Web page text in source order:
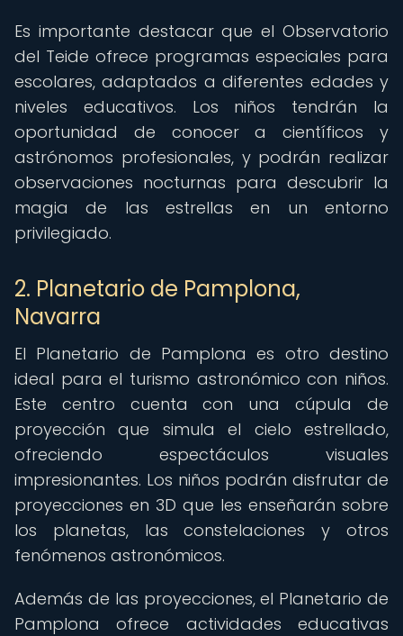
Es importante destacar que el Observatorio
del Teide ofrece programas especiales para
escolares, adaptados a diferentes edades y
niveles educativos. Los niños tendrán la
oportunidad de conocer a científicos y
astrónomos profesionales, y podrán realizar
observaciones nocturnas para descubrir la
magia de las estrellas en un entorno
privilegiado.
2. Planetario de Pamplona,
Navarra
El Planetario de Pamplona es otro destino
ideal para el turismo astronómico con niños.
Este centro cuenta con una cúpula de
proyección que simula el cielo estrellado,
ofreciendo espectáculos visuales
impresionantes. Los niños podrán disfrutar de
proyecciones en 3D que les enseñarán sobre
los planetas, las constelaciones y otros
fenómenos astronómicos.
Además de las proyecciones, el Planetario de
Pamplona ofrece actividades educativas